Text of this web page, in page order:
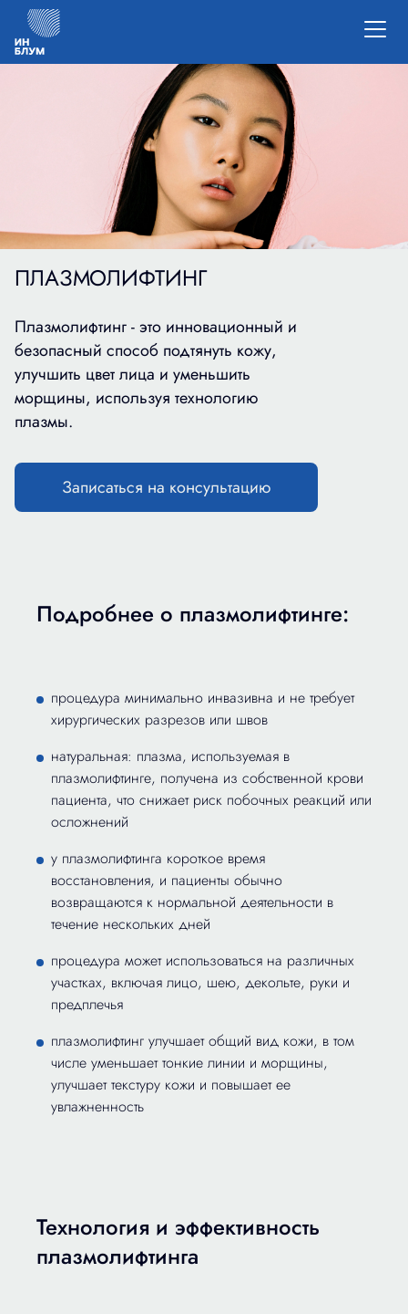
ПЛАЗМОЛИФТИНГ
Плазмолифтинг - это инновационный и
безопасный способ подтянуть кожу,
улучшить цвет лица и уменьшить
морщины, используя технологию
плазмы.
Записаться на консультацию
Подробнее о плазмолифтинге:
процедура минимально инвазивна и не требует
хирургических разрезов или швов
натуральная: плазма, используемая в
плазмолифтинге, получена из собственной крови
пациента, что снижает риск побочных реакций или
осложнений
у плазмолифтинга короткое время
восстановления, и пациенты обычно
возвращаются к нормальной деятельности в
течение нескольких дней
процедура может использоваться на различных
участках, включая лицо, шею, декольте, руки и
предплечья
плазмолифтинг улучшает общий вид кожи, в том
числе уменьшает тонкие линии и морщины,
улучшает текстуру кожи и повышает ее
увлажненность
Технология и эффективность
плазмолифтинга